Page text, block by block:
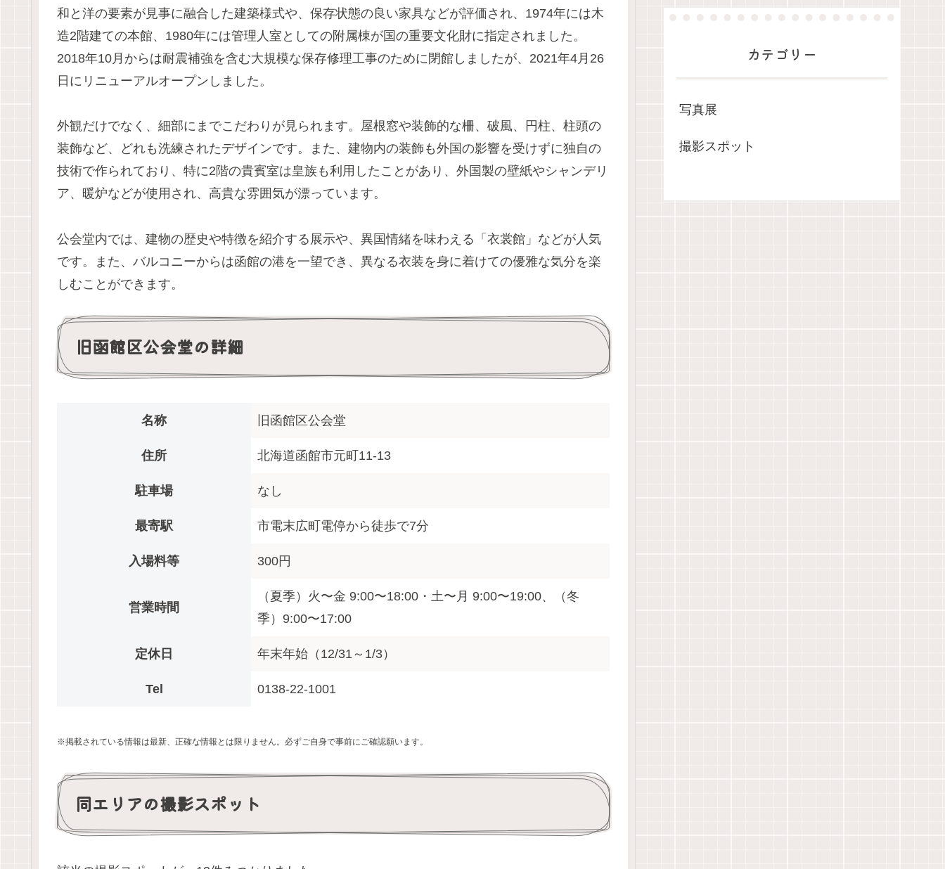
和と洋の要素が見事に融合した建築様式や、保存状態の良い家具などが評価され、1974年には木
造2階建ての本館、1980年には管理人室としての附属棟が国の重要文化財に指定されました。
2018年10月からは耐震補強を含む大規模な保存修理工事のために閉館しましたが、2021年4月26
日にリニューアルオープンしました。
外観だけでなく、細部にまでこだわりが見られます。屋根窓や装飾的な柵、破風、円柱、柱頭の
装飾など、どれも洗練されたデザインです。また、建物内の装飾も外国の影響を受けずに独自の
技術で作られており、特に2階の貴賓室は皇族も利用したことがあり、外国製の壁紙やシャンデリ
ア、暖炉などが使用され、高貴な雰囲気が漂っています。
公会堂内では、建物の歴史や特徴を紹介する展示や、異国情緒を味わえる「衣裳館」などが人気
です。また、バルコニーからは函館の港を一望でき、異なる衣装を身に着けての優雅な気分を楽
しむことができます。
旧函館区公会堂の詳細
名称 旧函館区公会堂
住所 北海道函館市元町11-13
駐車場 なし
最寄駅 市電末広町電停から徒歩で7分
入場料等 300円
営業時間
（夏季）火〜金 9:00〜18:00・土〜月 9:00〜19:00、（冬
季）9:00〜17:00
定休日 年末年始（12/31～1/3）
Tel 0138-22-1001
※掲載されている情報は最新、正確な情報とは限りません。必ずご自身で事前にご確認願います。
同エリアの撮影スポット
カテゴリー
写真展
撮影スポット